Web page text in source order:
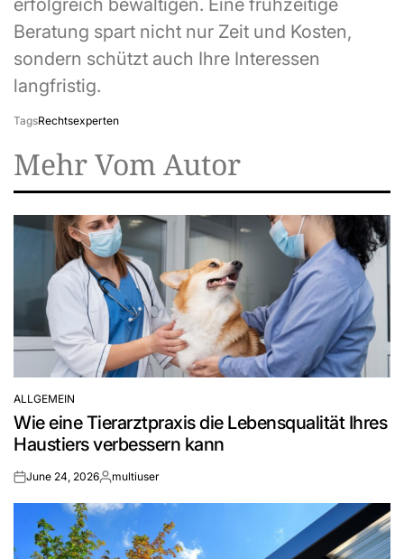
erfolgreich bewältigen. Eine frühzeitige
Beratung spart nicht nur Zeit und Kosten,
sondern schützt auch Ihre Interessen
langfristig.
TagsRechtsexperten
Mehr Vom Autor
POSTED
IN
ALLGEMEIN
Wie eine Tierarztpraxis die Lebensqualität Ihres
Haustiers verbessern kann
onJune 24, 2026Posted
multiuser